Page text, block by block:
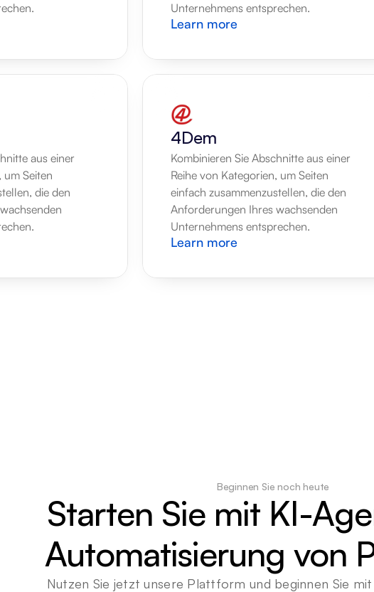
Unternehmens entsprechen.
Learn more
aus einer
um Seiten
die den
4Dem
Kombinieren Sie Abschnitte aus einer
Reihe von Kategorien, um Seiten
einfach zusammenzustellen, die den
Anforderungen Ihres wachsenden
Unternehmens entsprechen.
Learn more
Beginnen Sie noch heute
Starten Sie mit KI-
Automatisierung von
Nutzen Sie jetzt unsere Plattform und beginnen Sie